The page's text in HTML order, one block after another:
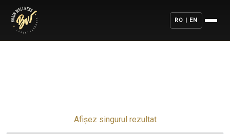
RO | EN
Afișez singurul rezultat